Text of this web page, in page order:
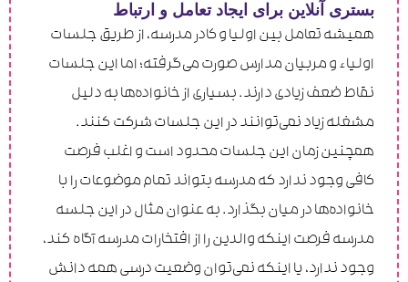
بستری آنلاین برای ایجاد تعامل و ارتباط
همیشه تعامل بین اولیا و کادر مدرسه، از طریق جلسات
اولیاء و مربیان مدارس صورت می‌گرفته؛ اما این جلسات
نقاط ضعف زیادی دارند. بسیاری از خانواده‌ها به دلیل
مشغله زیاد نمی‌توانند در این جلسات شرکت کنند.
همچنین زمان این جلسات محدود است و اغلب فرصت
کافی وجود ندارد که مدرسه بتواند تمام موضوعات را با
خانواده‌ها در میان بگذارد. به عنوان مثال در این جلسه
مدرسه فرصت اینکه والدین را از افتخارات مدرسه آگاه کند،
وجود ندارد، یا اینکه نمی‌توان وضعیت درسی همه دانش